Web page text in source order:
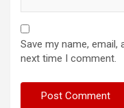
Save my name,
next time I comment.